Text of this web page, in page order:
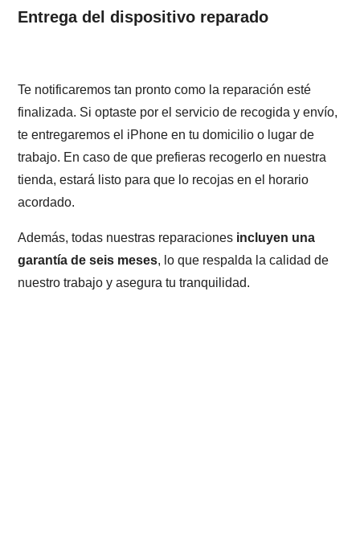
Entrega del dispositivo reparado
Te notificaremos tan pronto como la reparación esté
finalizada. Si optaste por el servicio de recogida y envío,
te entregaremos el iPhone en tu domicilio o lugar de
trabajo. En caso de que prefieras recogerlo en nuestra
tienda, estará listo para que lo recojas en el horario
acordado.
Además, todas nuestras reparaciones incluyen una
garantía de seis meses, lo que respalda la calidad de
nuestro trabajo y asegura tu tranquilidad.